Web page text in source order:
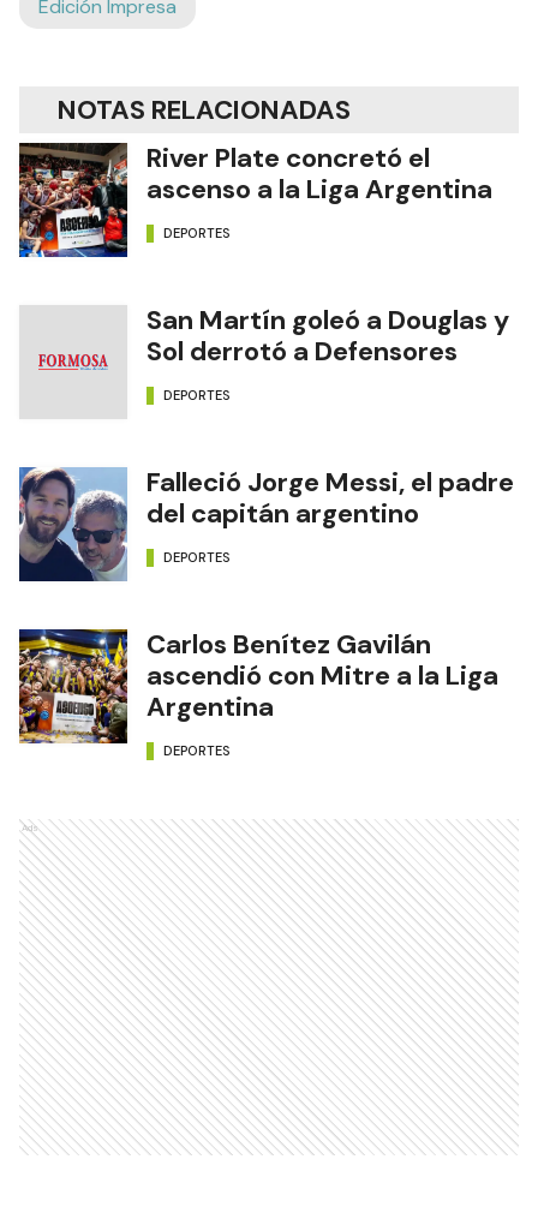
Edición Impresa
NOTAS RELACIONADAS
River Plate concretó el
ascenso a la Liga Argentina
DEPORTES
San Martín goleó a Douglas y
Sol derrotó a Defensores
DEPORTES
Falleció Jorge Messi, el padre
del capitán argentino
DEPORTES
Carlos Benítez Gavilán
ascendió con Mitre a la Liga
Argentina
DEPORTES
Ads